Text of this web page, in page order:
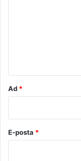
Ad *
E-posta *